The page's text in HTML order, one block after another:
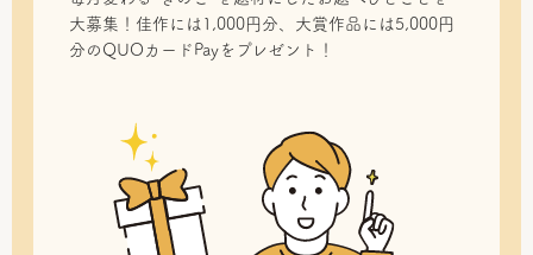
大募集！佳作には1,000円分、大賞作品には5,000円
分のQUOカードPayをプレゼント！